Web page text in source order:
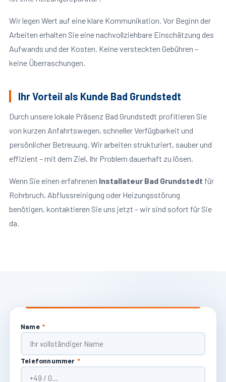
Wir legen Wert auf eine klare Kommunikation. Vor Beginn der
Arbeiten erhalten Sie eine nachvollziehbare Einschätzung des
Aufwands und der Kosten. Keine versteckten Gebühren –
keine Überraschungen.
Ihr Vorteil als Kunde Bad Grundstedt
Durch unsere lokale Präsenz Bad Grundstedt profitieren Sie
von kurzen Anfahrtswegen, schneller Verfügbarkeit und
persönlicher Betreuung. Wir arbeiten strukturiert, sauber und
effizient – mit dem Ziel, Ihr Problem dauerhaft zu lösen.
Wenn Sie einen erfahrenen Installateur Bad Grundstedt für
Rohrbruch, Abflussreinigung oder Heizungsstörung
benötigen, kontaktieren Sie uns jetzt – wir sind sofort für Sie
da.
Name *
Telefonnummer *